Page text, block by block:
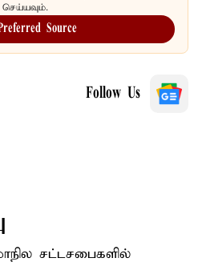
Source
Follow Us
சட்டசபைகளில்